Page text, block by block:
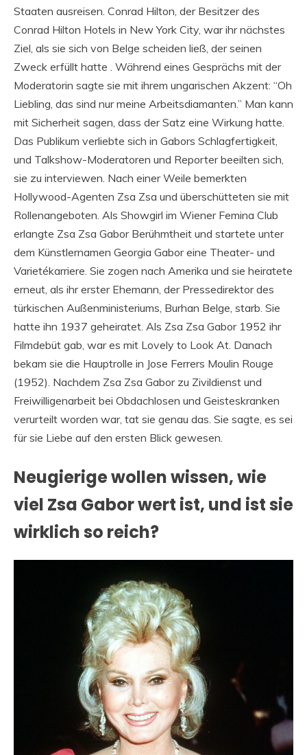
Staaten ausreisen. Conrad Hilton, der Besitzer des
Conrad Hilton Hotels in New York City, war ihr nächstes
Ziel, als sie sich von Belge scheiden ließ, der seinen
Zweck erfüllt hatte . Während eines Gesprächs mit der
Moderatorin sagte sie mit ihrem ungarischen Akzent: “Oh
Liebling, das sind nur meine Arbeitsdiamanten.” Man kann
mit Sicherheit sagen, dass der Satz eine Wirkung hatte.
Das Publikum verliebte sich in Gabors Schlagfertigkeit,
und Talkshow-Moderatoren und Reporter beeilten sich,
sie zu interviewen. Nach einer Weile bemerkten
Hollywood-Agenten Zsa Zsa und überschütteten sie mit
Rollenangeboten. Als Showgirl im Wiener Femina Club
erlangte Zsa Zsa Gabor Berühmtheit und startete unter
dem Künstlernamen Georgia Gabor eine Theater- und
Varietékarriere. Sie zogen nach Amerika und sie heiratete
erneut, als ihr erster Ehemann, der Pressedirektor des
türkischen Außenministeriums, Burhan Belge, starb. Sie
hatte ihn 1937 geheiratet. Als Zsa Zsa Gabor 1952 ihr
Filmdebüt gab, war es mit Lovely to Look At. Danach
bekam sie die Hauptrolle in Jose Ferrers Moulin Rouge
(1952). Nachdem Zsa Zsa Gabor zu Zivildienst und
Freiwilligenarbeit bei Obdachlosen und Geisteskranken
verurteilt worden war, tat sie genau das. Sie sagte, es sei
für sie Liebe auf den ersten Blick gewesen.
Neugierige wollen wissen, wie
viel Zsa Gabor wert ist, und ist sie
wirklich so reich?